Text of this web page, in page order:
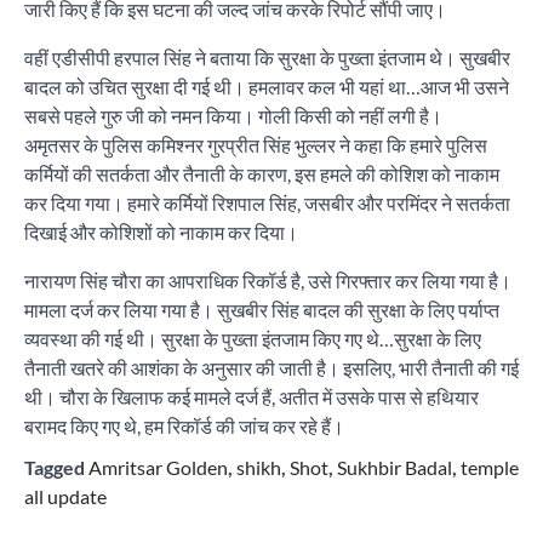
जारी किए हैं कि इस घटना की जल्द जांच करके रिपोर्ट सौंपी जाए।
वहीं एडीसीपी हरपाल सिंह ने बताया कि सुरक्षा के पुख्ता इंतजाम थे। सुखबीर
बादल को उचित सुरक्षा दी गई थी। हमलावर कल भी यहां था…आज भी उसने
सबसे पहले गुरु जी को नमन किया। गोली किसी को नहीं लगी है।
अमृतसर के पुलिस कमिश्नर गुरप्रीत सिंह भुल्लर ने कहा कि हमारे पुलिस
कर्मियों की सतर्कता और तैनाती के कारण, इस हमले की कोशिश को नाकाम
कर दिया गया। हमारे कर्मियों रिशपाल सिंह, जसबीर और परमिंदर ने सतर्कता
दिखाई और कोशिशों को नाकाम कर दिया।
नारायण सिंह चौरा का आपराधिक रिकॉर्ड है, उसे गिरफ्तार कर लिया गया है।
मामला दर्ज कर लिया गया है। सुखबीर सिंह बादल की सुरक्षा के लिए पर्याप्त
व्यवस्था की गई थी। सुरक्षा के पुख्ता इंतजाम किए गए थे…सुरक्षा के लिए
तैनाती खतरे की आशंका के अनुसार की जाती है। इसलिए, भारी तैनाती की गई
थी। चौरा के खिलाफ कई मामले दर्ज हैं, अतीत में उसके पास से हथियार
बरामद किए गए थे, हम रिकॉर्ड की जांच कर रहे हैं।
Tagged Amritsar Golden, shikh, Shot, Sukhbir Badal, temple
all update